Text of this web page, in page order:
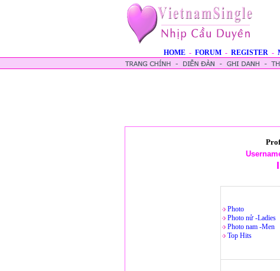
HOME - FORUM - REGISTER -
Photo
Photo nử -Ladies
Photo nam -Men
Top Hits